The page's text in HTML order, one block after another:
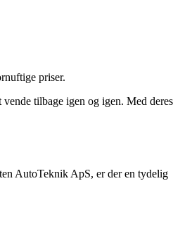
priser.
tilbage igen og igen. Med deres
AutoTeknik ApS, er der en tydelig